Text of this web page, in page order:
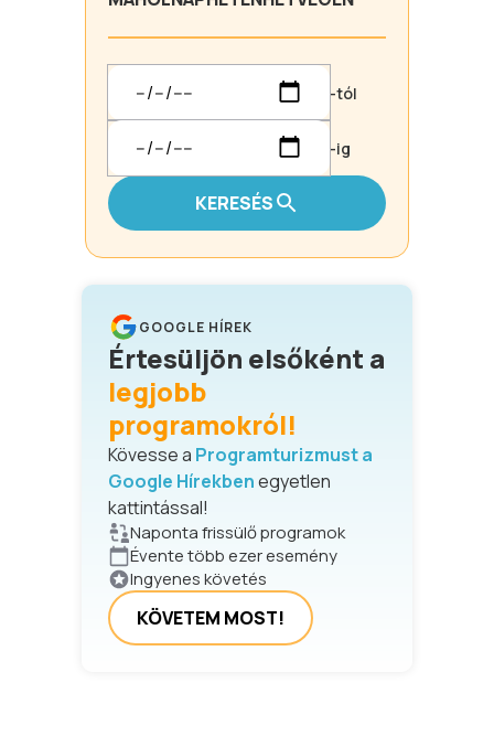
-tól
-ig
KERESÉS
GOOGLE HÍREK
Értesüljön elsőként a
legjobb
programokról!
Kövesse a Programturizmust a
Google Hírekbenegyetlen
kattintással!
Naponta frissülő programok
Évente több ezer esemény
Ingyenes követés
KÖVETEM MOST!